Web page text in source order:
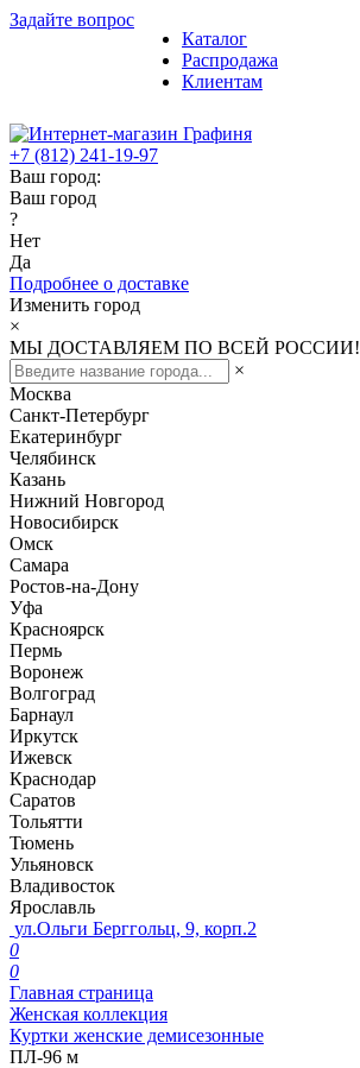
Задайте вопрос
Каталог
Распродажа
Клиентам
+7 (812) 241-19-97
Ваш город:
Ваш город
?
Нет
Да
Подробнее о доставке
Изменить город
×
МЫ ДОСТАВЛЯЕМ ПО ВСЕЙ РОССИИ!
×
Москва
Санкт-Петербург
Екатеринбург
Челябинск
Казань
Нижний Новгород
Новосибирск
Омск
Самара
Ростов-на-Дону
Уфа
Красноярск
Пермь
Воронеж
Волгоград
Барнаул
Иркутск
Ижевск
Краснодар
Саратов
Тольятти
Тюмень
Ульяновск
Владивосток
Ярославль
ул.Ольги Берггольц, 9, корп.2
0
0
Главная страница
Женская коллекция
Куртки женские демисезонные
ПЛ-96 м